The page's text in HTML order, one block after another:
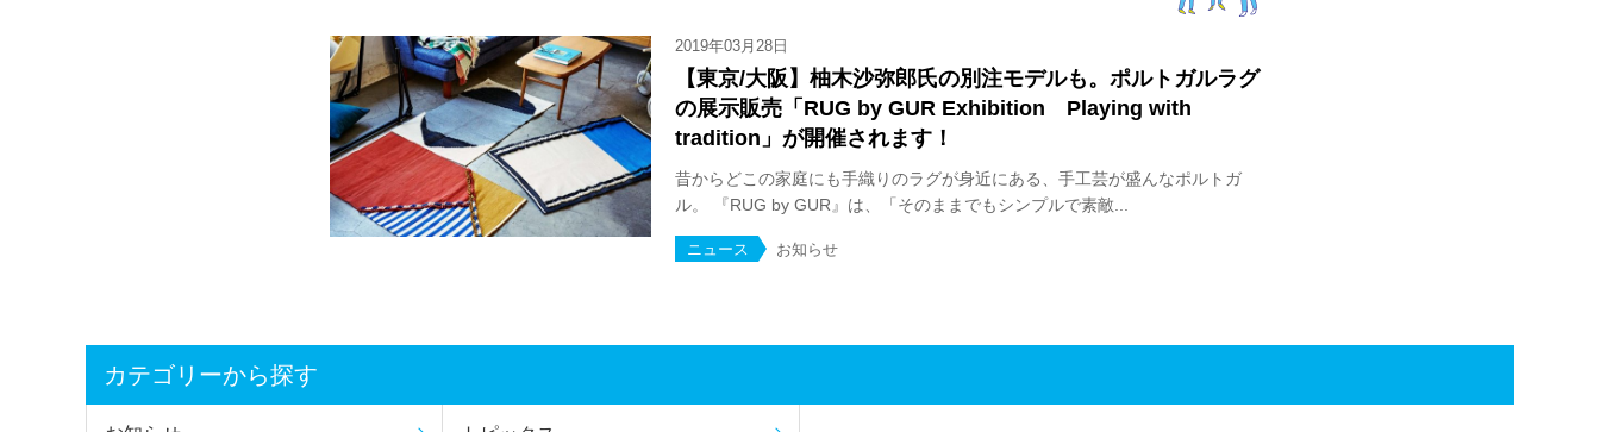
2019年03月28日
【東京/大阪】柚木沙弥郎氏の別注モデルも。ポルトガルラグ
の展示販売「RUG by GUR Exhibition Playing with
tradition」が開催されます！
昔からどこの家庭にも手織りのラグが身近にある、手工芸が盛んなポルトガ
ル。 『RUG by GUR』は、「そのままでもシンプルで素敵...
ニュース お知らせ
カテゴリーから探す